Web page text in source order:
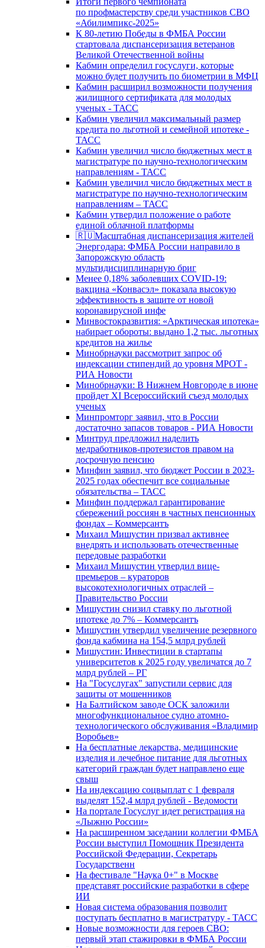
по профмастерству среди участников СВО
«Абилимпикс-2025»
К 80-летию Победы в ФМБА России
стартовала диспансеризация ветеранов
Великой Отечественной войны
Кабмин определил госуслуги, которые
можно будет получить по биометрии в МФЦ
Кабмин расширил возможности получения
жилищного сертификата для молодых
ученых - ТАСС
Кабмин увеличил максимальный размер
кредита по льготной и семейной ипотеке -
ТАСС
Кабмин увеличил число бюджетных мест в
магистратуре по научно-технологическим
направлениям - ТАСС
Кабмин увеличил число бюджетных мест в
магистратуре по научно-технологическим
направлениям – ТАСС
Кабмин утвердил положение о работе
единой облачной платформы
🇷🇺Масштабная диспансеризация жителей
Энергодара: ФМБА России направило в
Запорожскую область
мультидисциплинарную бриг
Менее 0,18% заболевших COVID-19:
вакцина «Конвасэл» показала высокую
эффективность в защите от новой
коронавирусной инфе
Минвостокразвития: «Арктическая ипотека»
набирает обороты: выдано 1,2 тыс. льготных
кредитов на жилье
Минобрнауки рассмотрит запрос об
индексации стипендий до уровня МРОТ -
РИА Новости
Минобрнауки: В Нижнем Новгороде в июне
пройдет XI Всероссийский съезд молодых
ученых
Минпромторг заявил, что в России
достаточно запасов товаров - РИА Новости
Минтруд предложил наделить
медработников-протезистов правом на
досрочную пенсию
Минфин заявил, что бюджет России в 2023-
2025 годах обеспечит все социальные
обязательства – ТАСС
Минфин поддержал гарантирование
сбережений россиян в частных пенсионных
фондах – Коммерсантъ
Михаил Мишустин призвал активнее
внедрять и использовать отечественные
передовые разработки
Михаил Мишустин утвердил вице-
премьеров – кураторов
высокотехнологичных отраслей –
Правительство России
Мишустин снизил ставку по льготной
ипотеке до 7% – Коммерсантъ
Мишустин утвердил увеличение резервного
фонда кабмина на 154,5 млрд рублей
Мишустин: Инвестиции в стартапы
университетов к 2025 году увеличатся до 7
млрд рублей – РГ
На "Госуслугах" запустили сервис для
защиты от мошенников
На Балтийском заводе ОСК заложили
многофункциональное судно атомно-
технологического обслуживания «Владимир
Воробьев»
На бесплатные лекарства, медицинские
изделия и лечебное питание для льготных
категорий граждан будет направлено еще
свыш
На индексацию соцвыплат с 1 февраля
выделят 152,4 млрд рублей - Ведомости
На портале Госуслуг идет регистрация на
«Лыжню России»
На расширенном заседании коллегии ФМБА
России выступил Помощник Президента
Российской Федерации, Секретарь
Государственн
На фестивале "Наука 0+" в Москве
представят российские разработки в сфере
ИИ
Новая система образования позволит
поступать бесплатно в магистратуру - ТАСС
Новые возможности для героев СВО:
первый этап стажировки в ФМБА России